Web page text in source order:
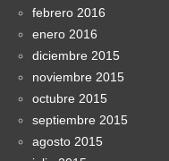
febrero 2016
enero 2016
diciembre 2015
noviembre 2015
octubre 2015
septiembre 2015
agosto 2015